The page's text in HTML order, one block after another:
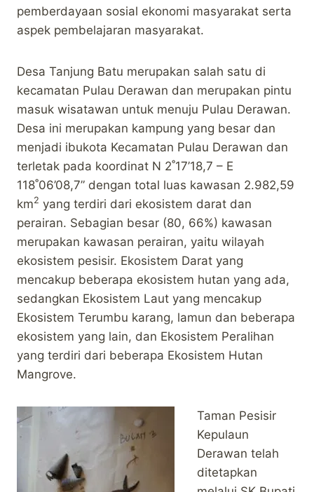
pemberdayaan sosial ekonomi masyarakat serta
aspek pembelajaran masyarakat.
Desa Tanjung Batu merupakan salah satu di
kecamatan Pulau Derawan dan merupakan pintu
masuk wisatawan untuk menuju Pulau Derawan.
Desa ini merupakan kampung yang besar dan
menjadi ibukota Kecamatan Pulau Derawan dan
terletak pada koordinat N 2˚17’18,7 – E
118˚06’08,7” dengan total luas kawasan 2.982,59
km2 yang terdiri dari ekosistem darat dan
perairan. Sebagian besar (80, 66%) kawasan
merupakan kawasan perairan, yaitu wilayah
ekosistem pesisir. Ekosistem Darat yang
mencakup beberapa ekosistem hutan yang ada,
sedangkan Ekosistem Laut yang mencakup
Ekosistem Terumbu karang, lamun dan beberapa
ekosistem yang lain, dan Ekosistem Peralihan
yang terdiri dari beberapa Ekosistem Hutan
Mangrove.
Taman Pesisir
Kepulaun
Derawan telah
ditetapkan